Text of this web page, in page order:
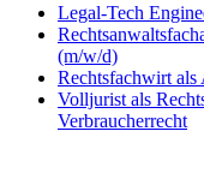
Legal-Tech
(m/w/d)
Rechtsfachwirt
Volljurist als
Verbraucherrecht